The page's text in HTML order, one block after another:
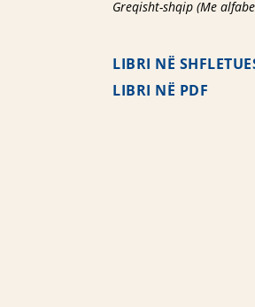
Greqisht-shqip (Me
LIBRI NË
LIBRI NË PDF